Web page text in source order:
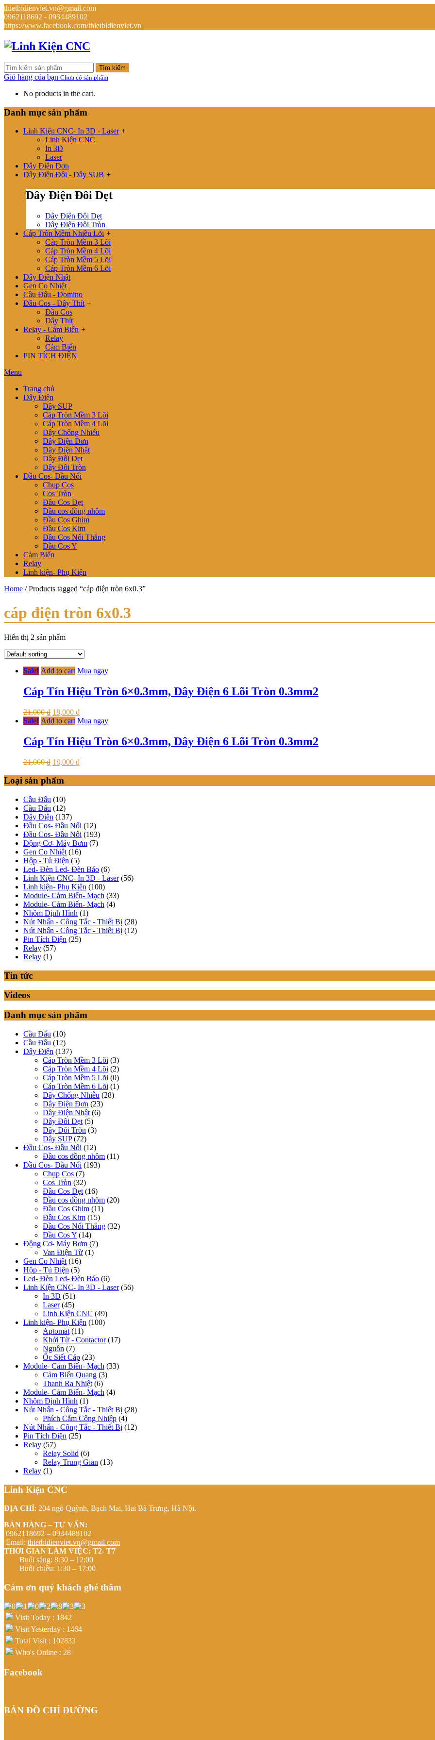
thietbidienviet.vn@gmail.com
0962118692 - 0934489102
https://www.facebook.com/thietbidienviet.vn
Tìm kiếm
Giỏ hàng của bạn Chưa có sản phẩm
No products in the cart.
Danh mục sản phẩm
Linh Kiện CNC- In 3D - Laser +
Linh Kiện CNC
In 3D
Laser
Dây Điện Đơn
Dây Điện Đôi - Dây SUB +
Dây Điện Đôi Dẹt
Dây Điện Đôi Dẹt
Dây Điện Đôi Tròn
Cáp Tròn Mềm Nhiều Lõi +
Cáp Tròn Mềm 3 Lõi
Cáp Tròn Mềm 4 Lõi
Cáp Tròn Mềm 5 Lõi
Cáp Tròn Mềm 6 Lõi
Dây Điện Nhật
Gen Co Nhiệt
Cầu Đấu - Domino
Đầu Cos - Dây Thít +
Đầu Cos
Dây Thít
Relay - Cảm Biến +
Relay
Cảm Biến
PIN TÍCH ĐIỆN
Menu
Trang chủ
Dây Điện
Dây SUP
Cáp Tròn Mềm 3 Lõi
Cáp Tròn Mềm 4 Lõi
Dây Chống Nhiễu
Dây Điện Đơn
Dây Điện Nhật
Dây Đôi Dẹt
Dây Đôi Tròn
Đầu Cos- Đầu Nối
Chụp Cos
Cos Tròn
Đầu Cos Dẹt
Đầu cos đồng nhôm
Đầu Cos Ghim
Đầu Cos Kim
Đầu Cos Nối Thẳng
Đầu Cos Y
Cảm Biến
Relay
Linh kiện- Phụ Kiện
Home / Products tagged “cáp điện tròn 6x0.3”
cáp điện tròn 6x0.3
Hiển thị 2 sản phẩm
Sale! Add to cart Mua ngay
Cáp Tín Hiệu Tròn 6×0.3mm, Dây Điện 6 Lõi Tròn 0.3mm2
21,000₫ 18,000 ₫
Sale! Add to cart Mua ngay
Cáp Tín Hiệu Tròn 6×0.3mm, Dây Điện 6 Lõi Tròn 0.3mm2
21,000₫ 18,000 ₫
Loại sản phẩm
Cầu Đấu (10)
Cầu Đấu (12)
Dây Điện (137)
Đầu Cos- Đầu Nối (12)
Đầu Cos- Đầu Nối (193)
Động Cơ- Máy Bơm (7)
Gen Co Nhiệt (16)
Hộp - Tủ Điện (5)
Led- Đèn Led- Đèn Báo (6)
Linh Kiện CNC- In 3D - Laser (56)
Linh kiện- Phụ Kiện (100)
Module- Cảm Biến- Mạch (33)
Module- Cảm Biến- Mạch (4)
Nhôm Định Hình (1)
Nút Nhấn - Công Tắc - Thiết Bị (28)
Nút Nhấn - Công Tắc - Thiết Bị (12)
Pin Tích Điện (25)
Relay (57)
Relay (1)
Tin tức
Videos
Danh mục sản phẩm
Cầu Đấu (10)
Cầu Đấu (12)
Dây Điện (137)
Cáp Tròn Mềm 3 Lõi (3)
Cáp Tròn Mềm 4 Lõi (2)
Cáp Tròn Mềm 5 Lõi (0)
Cáp Tròn Mềm 6 Lõi (1)
Dây Chống Nhiễu (28)
Dây Điện Đơn (23)
Dây Điện Nhật (6)
Dây Đôi Dẹt (5)
Dây Đôi Tròn (3)
Dây SUP (72)
Đầu Cos- Đầu Nối (12)
Đầu cos đồng nhôm (11)
Đầu Cos- Đầu Nối (193)
Chụp Cos (7)
Cos Tròn (32)
Đầu Cos Dẹt (16)
Đầu cos đồng nhôm (20)
Đầu Cos Ghim (11)
Đầu Cos Kim (15)
Đầu Cos Nối Thẳng (32)
Đầu Cos Y (14)
Động Cơ- Máy Bơm (7)
Van Điện Từ (1)
Gen Co Nhiệt (16)
Hộp - Tủ Điện (5)
Led- Đèn Led- Đèn Báo (6)
Linh Kiện CNC- In 3D - Laser (56)
In 3D (51)
Laser (45)
Linh Kiện CNC (49)
Linh kiện- Phụ Kiện (100)
Aptomat (11)
Khởi Từ - Contactor (17)
Nguồn (7)
Ốc Siết Cáp (23)
Module- Cảm Biến- Mạch (33)
Cảm Biến Quang (3)
Thanh Ra Nhiệt (6)
Module- Cảm Biến- Mạch (4)
Nhôm Định Hình (1)
Nút Nhấn - Công Tắc - Thiết Bị (28)
Phích Cắm Công Nhiệp (4)
Nút Nhấn - Công Tắc - Thiết Bị (12)
Pin Tích Điện (25)
Relay (57)
Relay Solid (6)
Relay Trung Gian (13)
Relay (1)
Linh Kiện CNC
ĐỊA CHỈ: 204 ngõ Quỳnh, Bạch Mai, Hai Bà Trưng, Hà Nội.
BÁN HÀNG – TƯ VẤN:
0962118692 – 0934489102
Email: thietbidienviet.vn@gmail.com
THỜI GIAN LÀM VIỆC: T2- T7
Buổi sáng: 8:30 – 12:00
Buổi chiều: 1:30 – 17:00
Cám ơn quý khách ghé thăm
Visit Today : 1842
Visit Yesterday : 1464
Total Visit : 102833
Who's Online : 28
Facebook
BẢN ĐỒ CHỈ ĐƯỜNG